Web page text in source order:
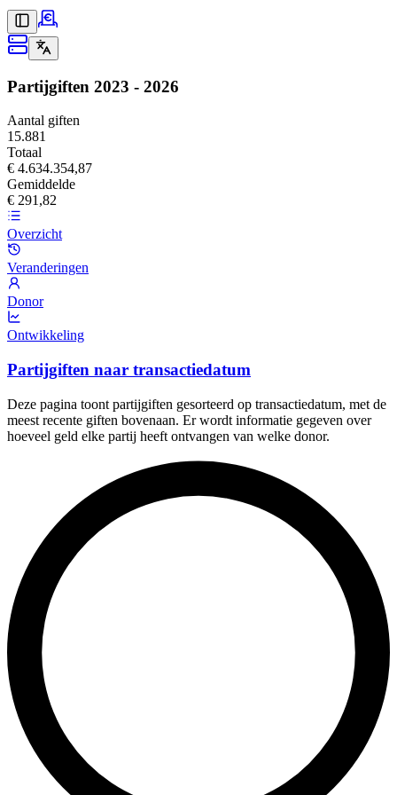
Partijgiften 2023 - 2026
Aantal giften
15.881
Totaal
€ 4.634.354,87
Gemiddelde
€ 291,82
Overzicht
Veranderingen
Donor
Ontwikkeling
Partijgiften naar transactiedatum
Deze pagina toont partijgiften gesorteerd op transactiedatum, met de
meest recente giften bovenaan. Er wordt informatie gegeven over
hoeveel geld elke partij heeft ontvangen van welke donor.